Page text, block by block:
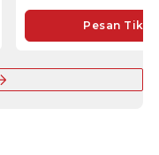
Pesan Tiket